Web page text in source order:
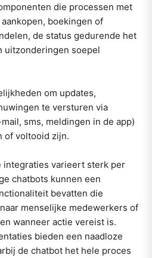
die processen met
boekingen of
de status gedurende het
uitzonderingen soepel
om updates,
te versturen via
sms, meldingen in de app)
of voltooid zijn.
integraties varieert sterk per
chatbots kunnen een
bevatten die
menselijke medewerkers of
wanneer actie vereist is.
bieden een naadloze
de chatbot het hele proces